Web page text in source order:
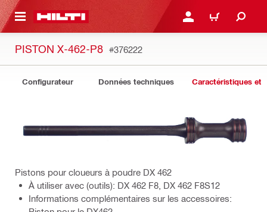
CONTENT CONNEXION OU
PANIER
PISTON X-462-P8 #376222
Configurateur Données techniques Caractéristiques et
Pistons pour cloueurs à poudre DX 462
À utiliser avec (outils): DX 462 F8, DX 462 F8S12
Informations complémentaires sur les accessoires: